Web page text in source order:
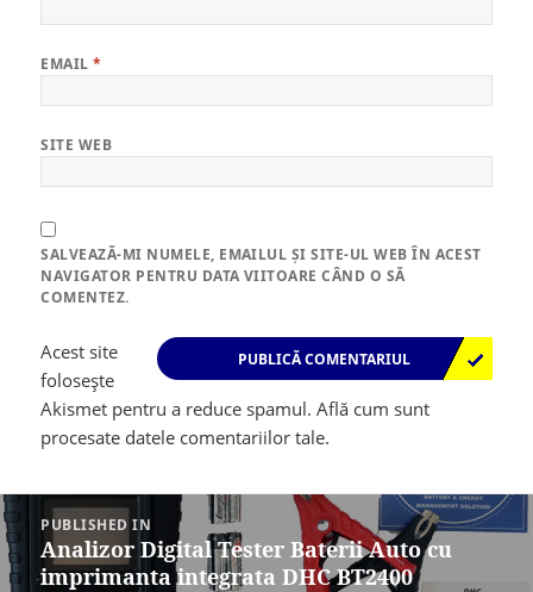
EMAIL*
SITE WEB
SALVEAZĂ-MI NUMELE, EMAILUL ȘI SITE-UL WEB ÎN ACEST
NAVIGATOR PENTRU DATA VIITOARE CÂND O SĂ
COMENTEZ.
Acest site
folosește
Akismet pentru a reduce spamul.Află cum sunt
procesate datele comentariilor tale.
Navigare
în
articole
PUBLISHED IN
Analizor Digital Tester Baterii Auto cu
imprimanta integrata DHC BT2400